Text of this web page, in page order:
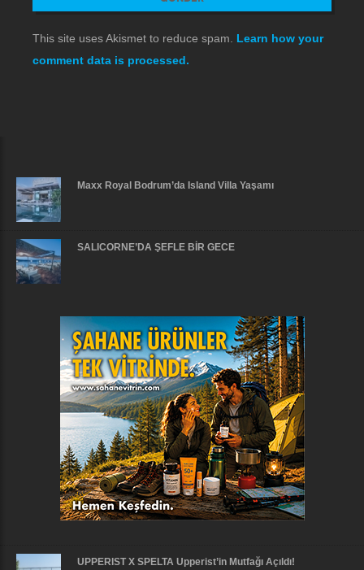
This site uses Akismet to reduce spam. Learn how your
comment data is processed.
Maxx Royal Bodrum’da Island Villa Yaşamı
SALICORNE’DA ŞEFLE BİR GECE
UPPERIST X SPELTA Upperist’in Mutfağı Açıldı!